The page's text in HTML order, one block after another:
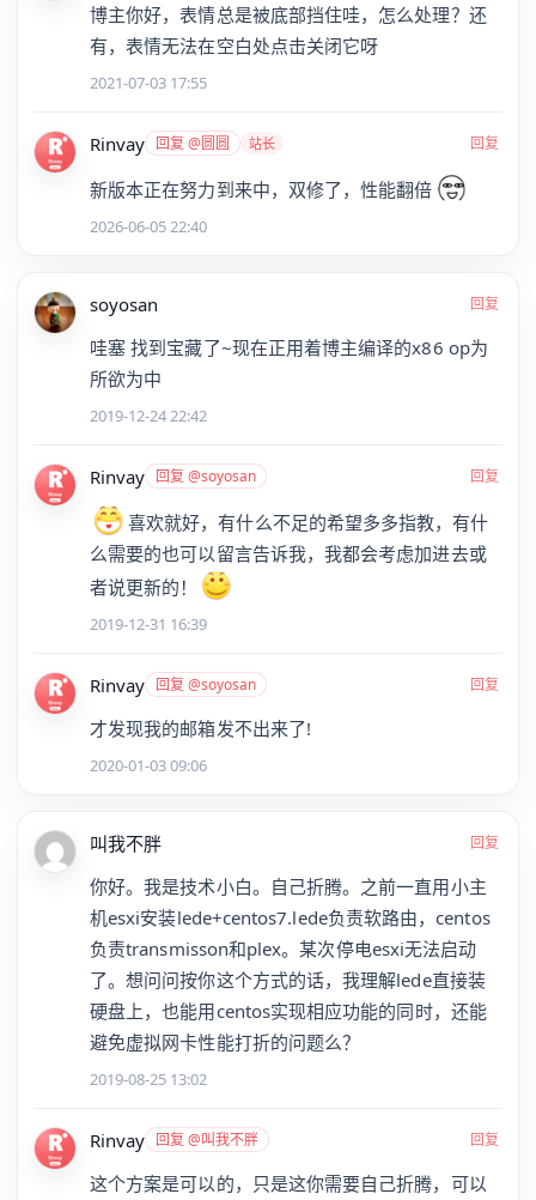
博主你好，表情总是被底部挡住哇，怎么处理？还
有，表情无法在空白处点击关闭它呀
2021-07-03 17:55
Rinvay 回复 @圆圆 站长 回复
新版本正在努力到来中，双修了，性能翻倍
2026-06-05 22:40
soyosan 回复
哇塞 找到宝藏了~现在正用着博主编译的x86 op为
所欲为中
2019-12-24 22:42
Rinvay 回复 @soyosan 回复
喜欢就好，有什么不足的希望多多指教，有什
么需要的也可以留言告诉我，我都会考虑加进去或
者说更新的！
2019-12-31 16:39
Rinvay 回复 @soyosan 回复
才发现我的邮箱发不出来了!
2020-01-03 09:06
叫我不胖 回复
你好。我是技术小白。自己折腾。之前一直用小主
机esxi安装lede+centos7.lede负责软路由，centos
负责transmisson和plex。某次停电esxi无法启动
了。想问问按你这个方式的话，我理解lede直接装
硬盘上，也能用centos实现相应功能的同时，还能
避免虚拟网卡性能打折的问题么？
2019-08-25 13:02
Rinvay 回复 @叫我不胖 回复
这个方案是可以的，只是这你需要自己折腾，可以